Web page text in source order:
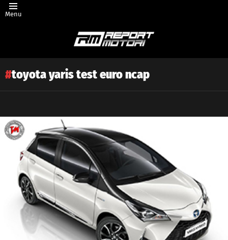
Menu
toyota yaris test euro ncap
Latest
story